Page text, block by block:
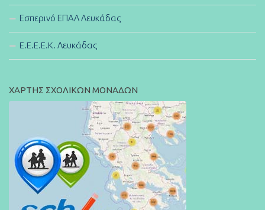
Εσπερινό ΕΠΑΛ Λευκάδας
E.E.E.E.K. Λευκάδας
ΧΑΡΤΗΣ ΣΧΟΛΙΚΩΝ ΜΟΝΑΔΩΝ